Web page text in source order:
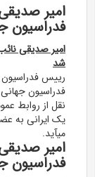
امیر
فدراسیون
امیر صدیقی
شد
رییس
فدراسیون
نقل از روابط
یک ایرانی به
میآید.
امیر
فدراسیون